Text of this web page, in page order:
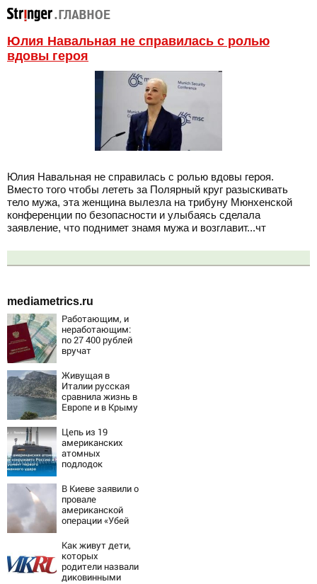
Юлия Навальная не справилась с ролью
вдовы героя
Юлия Навальная не справилась с ролью вдовы героя.
Вместо того чтобы лететь за Полярный круг разыскивать
тело мужа, эта женщина вылезла на трибуну Мюнхенской
конференции по безопасности и улыбаясь сделала
заявление, что поднимет знамя мужа и возглавит...чт
mediametrics.ru
Работающим, и
неработающим:
по 27 400 рублей
вручат
сентябре -
PrimaMedia.ru
Живущая в
Италии русская
сравнила жизнь в
Европе и в Крыму
Цепь из 19
американских
атомных
подлодок
Россию и Китай:
это инструмент
первого
массированного
удара
В Киеве заявили о
провале
американской
операции «Убей
России
Как живут дети,
которых
родители назвали
диковинными